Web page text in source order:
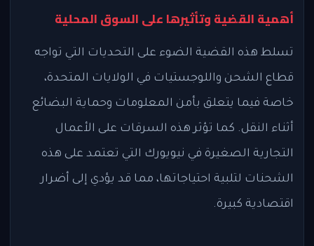
أهمية القضية وتأثيرها على السوق المحلية
تسلط هذه القضية الضوء على التحديات التي تواجه
قطاع الشحن واللوجستيات في الولايات المتحدة،
خاصة فيما يتعلق بأمن المعلومات وحماية البضائع
أثناء النقل. كما تؤثر هذه السرقات على الأعمال
التجارية الصغيرة في نيويورك التي تعتمد على هذه
الشحنات لتلبية احتياجاتها، مما قد يؤدي إلى أضرار
اقتصادية كبيرة.